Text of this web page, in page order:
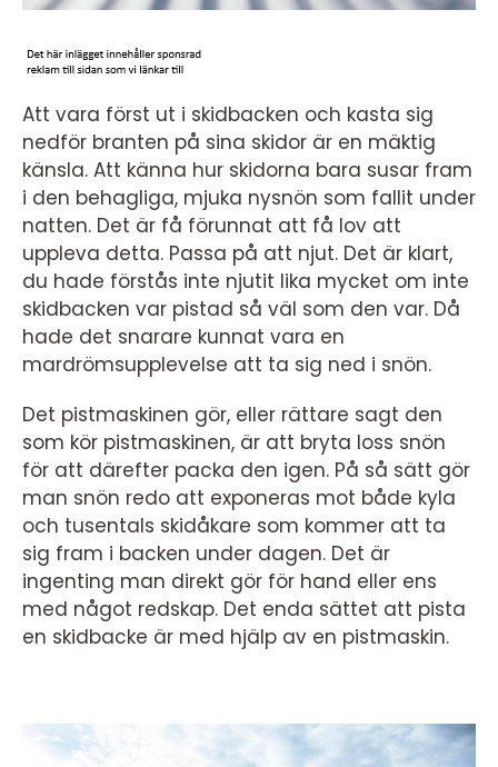
Att vara först ut i skidbacken och kasta sig
nedför branten på sina skidor är en mäktig
känsla. Att känna hur skidorna bara susar fram
i den behagliga, mjuka nysnön som fallit under
natten. Det är få förunnat att få lov att
uppleva detta. Passa på att njut. Det är klart,
du hade förstås inte njutit lika mycket om inte
skidbacken var pistad så väl som den var. Då
hade det snarare kunnat vara en
mardrömsupplevelse att ta sig ned i snön.
Det pistmaskinen gör, eller rättare sagt den
som kör pistmaskinen, är att bryta loss snön
för att därefter packa den igen. På så sätt gör
man snön redo att exponeras mot både kyla
och tusentals skidåkare som kommer att ta
sig fram i backen under dagen. Det är
ingenting man direkt gör för hand eller ens
med något redskap. Det enda sättet att pista
en skidbacke är med hjälp av en pistmaskin.